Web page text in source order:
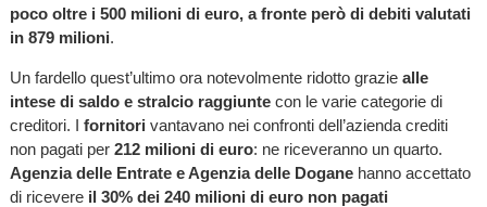
poco oltre i 500 milioni di euro, a fronte però di debiti valutati
in 879 milioni.
Un fardello quest’ultimo ora notevolmente ridotto grazie alle
intese di saldo e stralcio raggiunte con le varie categorie di
creditori. I fornitori vantavano nei confronti dell’azienda crediti
non pagati per 212 milioni di euro: ne riceveranno un quarto.
Agenzia delle Entrate e Agenzia delle Doganehanno accettato
di ricevere il 30% dei 240 milioni di euro non pagati